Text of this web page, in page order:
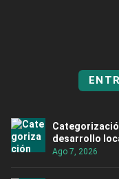
desarrollo
Ago 7, 2026